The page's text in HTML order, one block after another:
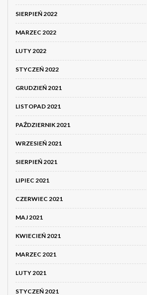
SIERPIEŃ 2022
MARZEC 2022
LUTY 2022
STYCZEŃ 2022
GRUDZIEŃ 2021
LISTOPAD 2021
PAŹDZIERNIK 2021
WRZESIEŃ 2021
SIERPIEŃ 2021
LIPIEC 2021
CZERWIEC 2021
MAJ 2021
KWIECIEŃ 2021
MARZEC 2021
LUTY 2021
STYCZEŃ 2021